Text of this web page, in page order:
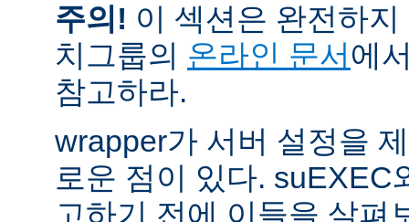
주의! 이 섹션은 완전하
치그룹의 온라인 문서에
참고하라.
wrapper가 서버 설정을
로운 점이 있다. suEXEC
고하기 전에 이들을 살펴